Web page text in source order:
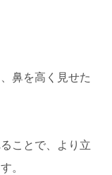
鼻を高く見せた
ことで、より立
。